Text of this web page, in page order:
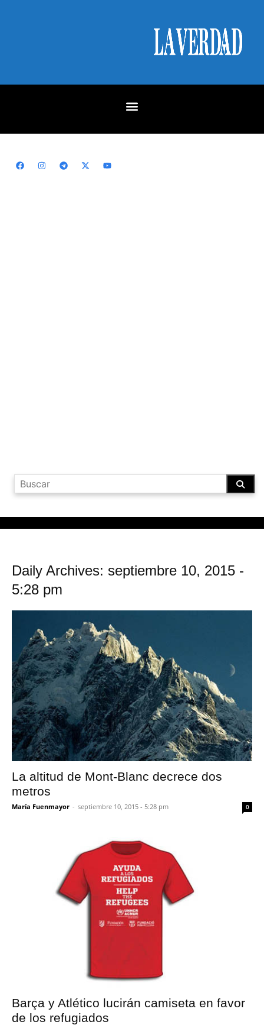
Daily Archives: septiembre 10, 2015 -
5:28 pm
La altitud de Mont-Blanc decrece dos
metros
María Fuenmayor - septiembre 10, 2015 - 5:28 pm 0
Barça y Atlético lucirán camiseta en favor
de los refugiados